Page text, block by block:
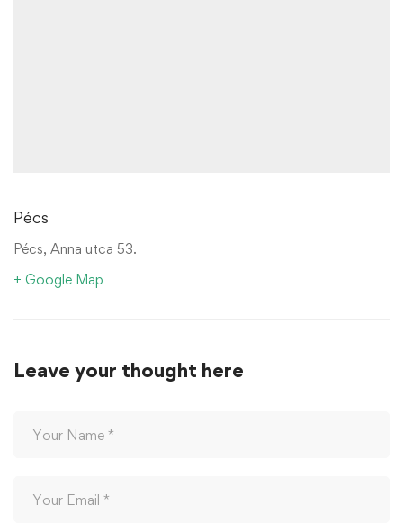
Pécs
Pécs, Anna utca 53.
+ Google Map
Leave your thought here